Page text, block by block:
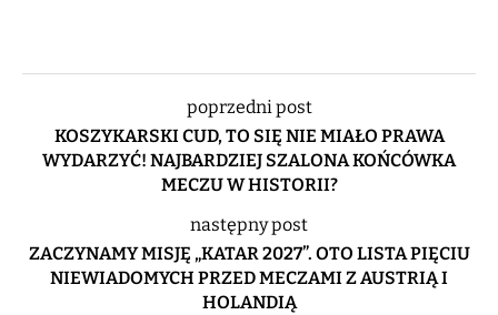
poprzedni post
KOSZYKARSKI CUD, TO SIĘ NIE MIAŁO PRAWA
WYDARZYĆ! NAJBARDZIEJ SZALONA KOŃCÓWKA
MECZU W HISTORII?
następny post
ZACZYNAMY MISJĘ „KATAR 2027”. OTO LISTA PIĘCIU
NIEWIADOMYCH PRZED MECZAMI Z AUSTRIĄ I
HOLANDIĄ